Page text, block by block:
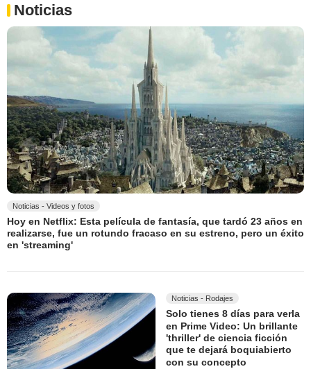
Noticias
Noticias - Videos y fotos
Hoy en Netflix: Esta película de fantasía, que tardó 23 años en
realizarse, fue un rotundo fracaso en su estreno, pero un éxito
en 'streaming'
Noticias - Rodajes
Solo tienes 8 días para verla
en Prime Video: Un brillante
'thriller' de ciencia ficción
que te dejará boquiabierto
con su concepto